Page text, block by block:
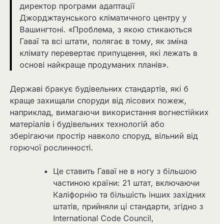
директор програми адаптації
Джорджтаунського кліматичного центру у
Вашингтоні. «Проблема, з якою стикаються
Гаваї та всі штати, полягає в тому, як зміна
клімату перевертає припущення, які лежать в
основі найкраще продуманих планів».
Державі бракує будівельних стандартів, які б
краще захищали споруди від лісових пожеж,
наприклад, вимагаючи використання вогнестійких
матеріалів і будівельних технологій або
зберігаючи простір навколо споруд, вільний від
горючої рослинності.
Це ставить Гаваї не в ногу з більшою
частиною країни: 21 штат, включаючи
Каліфорнію та більшість інших західних
штатів, прийняли ці стандарти, згідно з
International Code Council,